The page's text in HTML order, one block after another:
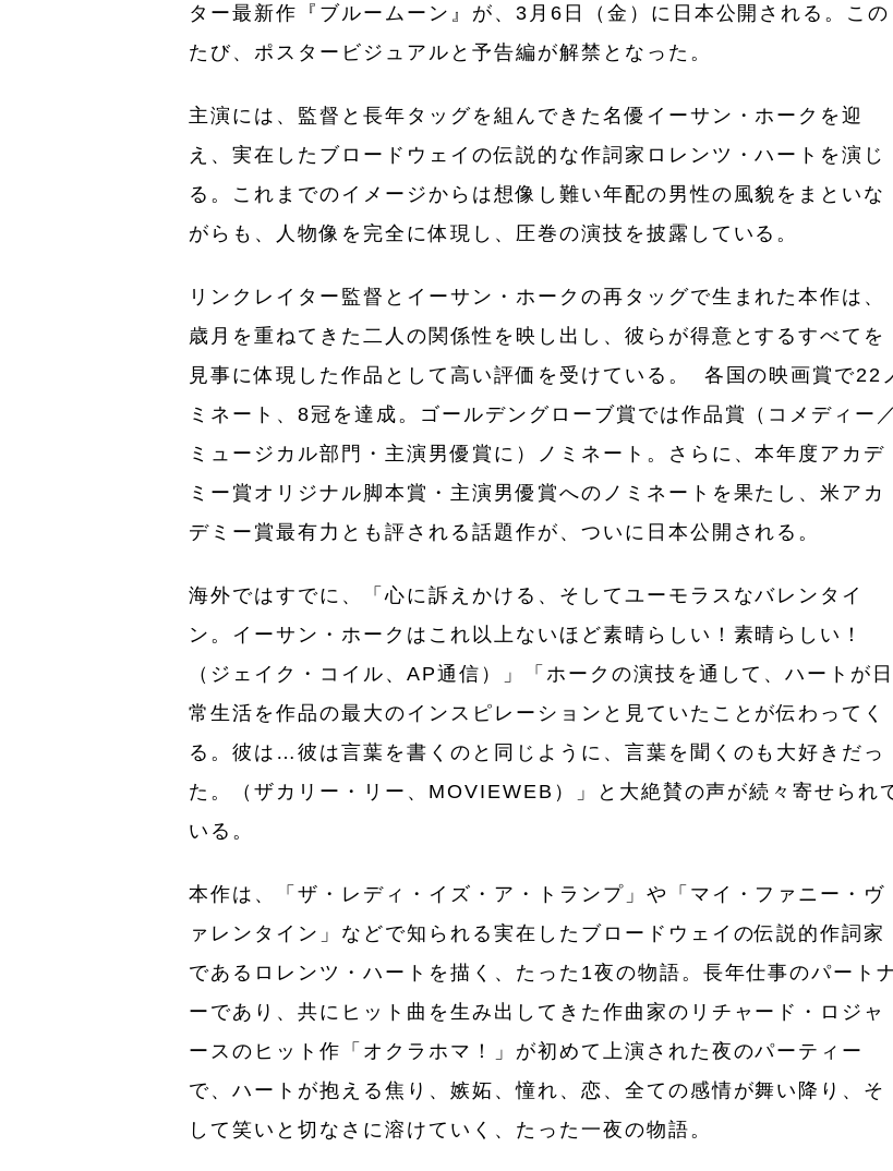
ター最新作『ブルームーン』が、3月6日（金）に日本公開される。この
たび、ポスタービジュアルと予告編が解禁となった。
主演には、監督と長年タッグを組んできた名優イーサン・ホークを迎
え、実在したブロードウェイの伝説的な作詞家ロレンツ・ハートを演じ
る。これまでのイメージからは想像し難い年配の男性の風貌をまといな
がらも、人物像を完全に体現し、圧巻の演技を披露している。
リンクレイター監督とイーサン・ホークの再タッグで生まれた本作は、
歳月を重ねてきた二人の関係性を映し出し、彼らが得意とするすべてを
見事に体現した作品として高い評価を受けている。 各国の映画賞で22
ミネート、8冠を達成。ゴールデングローブ賞では作品賞（コメディー／
ミュージカル部門・主演男優賞に）ノミネート。さらに、本年度アカデ
ミー賞オリジナル脚本賞・主演男優賞へのノミネートを果たし、米アカ
デミー賞最有力とも評される話題作が、ついに日本公開される。
海外ではすでに、「心に訴えかける、そしてユーモラスなバレンタイ
ン。イーサン・ホークはこれ以上ないほど素晴らしい！素晴らしい！
（ジェイク・コイル、AP通信）」「ホークの演技を通して、ハートが日
常生活を作品の最大のインスピレーションと見ていたことが伝わってく
る。彼は…彼は言葉を書くのと同じように、言葉を聞くのも大好きだっ
た。（ザカリー・リー、MOVIEWEB）」と大絶賛の声が続々寄せられ
いる。
本作は、「ザ・レディ・イズ・ア・トランプ」や「マイ・ファニー・ヴ
ァレンタイン」などで知られる実在したブロードウェイの伝説的作詞家
であるロレンツ・ハートを描く、たった1夜の物語。長年仕事のパート
ーであり、共にヒット曲を生み出してきた作曲家のリチャード・ロジャ
ースのヒット作「オクラホマ！」が初めて上演された夜のパーティー
で、ハートが抱える焦り、嫉妬、憧れ、恋、全ての感情が舞い降り、そ
して笑いと切なさに溶けていく、たった一夜の物語。